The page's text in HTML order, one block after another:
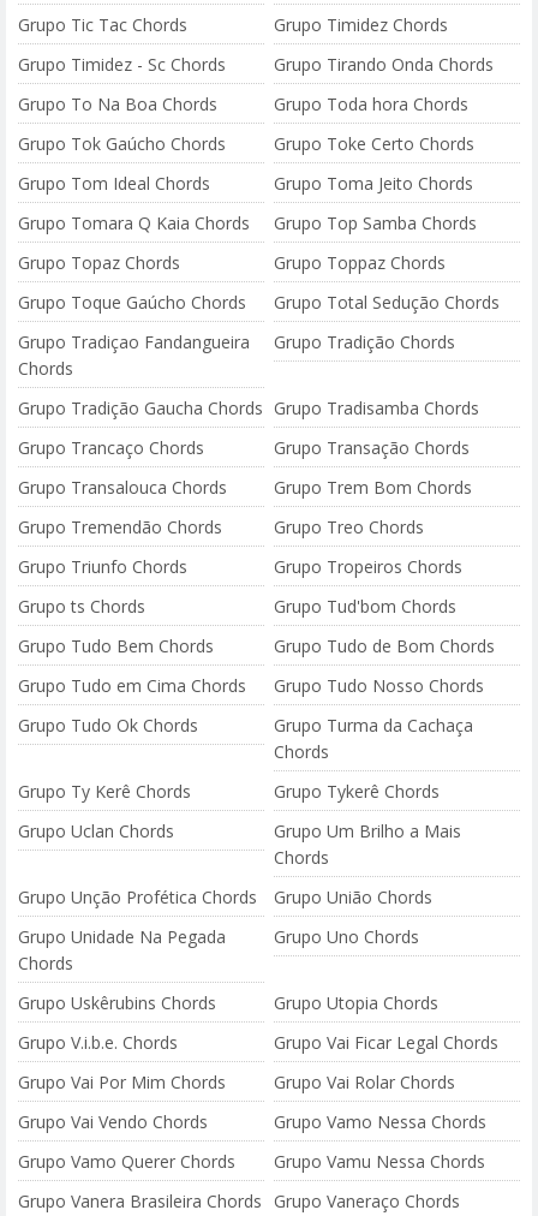
Grupo Tic Tac Chords
Grupo Timidez Chords
Grupo Timidez - Sc Chords
Grupo Tirando Onda Chords
Grupo To Na Boa Chords
Grupo Toda hora Chords
Grupo Tok Gaúcho Chords
Grupo Toke Certo Chords
Grupo Tom Ideal Chords
Grupo Toma Jeito Chords
Grupo Tomara Q Kaia Chords
Grupo Top Samba Chords
Grupo Topaz Chords
Grupo Toppaz Chords
Grupo Toque Gaúcho Chords
Grupo Total Sedução Chords
Grupo Tradiçao Fandangueira
Chords
Grupo Tradição Chords
Grupo Tradição Gaucha Chords Grupo Tradisamba Chords
Grupo Trancaço Chords
Grupo Transação Chords
Grupo Transalouca Chords
Grupo Trem Bom Chords
Grupo Tremendão Chords
Grupo Treo Chords
Grupo Triunfo Chords
Grupo Tropeiros Chords
Grupo ts Chords
Grupo Tud'bom Chords
Grupo Tudo Bem Chords
Grupo Tudo de Bom Chords
Grupo Tudo em Cima Chords
Grupo Tudo Nosso Chords
Grupo Tudo Ok Chords
Grupo Turma da Cachaça
Chords
Grupo Ty Kerê Chords
Grupo Tykerê Chords
Grupo Uclan Chords
Grupo Um Brilho a Mais
Chords
Grupo Unção Profética Chords
Grupo União Chords
Grupo Unidade Na Pegada
Chords
Grupo Uno Chords
Grupo Uskêrubins Chords
Grupo Utopia Chords
Grupo V.i.b.e. Chords
Grupo Vai Ficar Legal Chords
Grupo Vai Por Mim Chords
Grupo Vai Rolar Chords
Grupo Vai Vendo Chords
Grupo Vamo Nessa Chords
Grupo Vamo Querer Chords
Grupo Vamu Nessa Chords
Grupo Vanera Brasileira Chords
Grupo Vaneraço Chords